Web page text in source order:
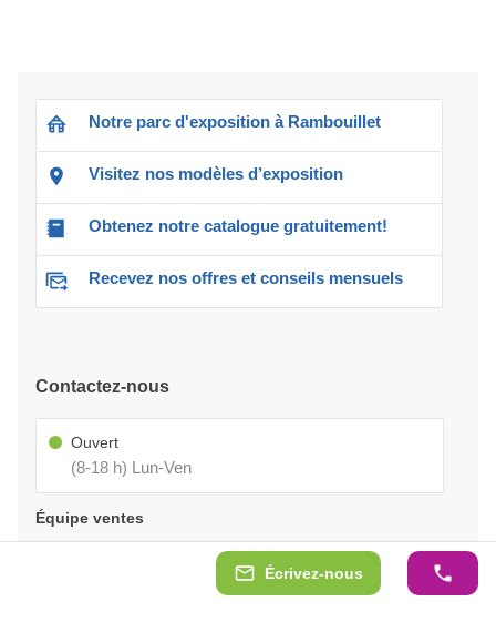
Écrivez-nous
Notre parc d'exposition à Rambouillet
Visitez nos modèles d’exposition
Obtenez notre catalogue gratuitement!
Recevez nos offres et conseils mensuels
Contactez-nous
Ouvert
(8-18 h) Lun-Ven
Équipe ventes